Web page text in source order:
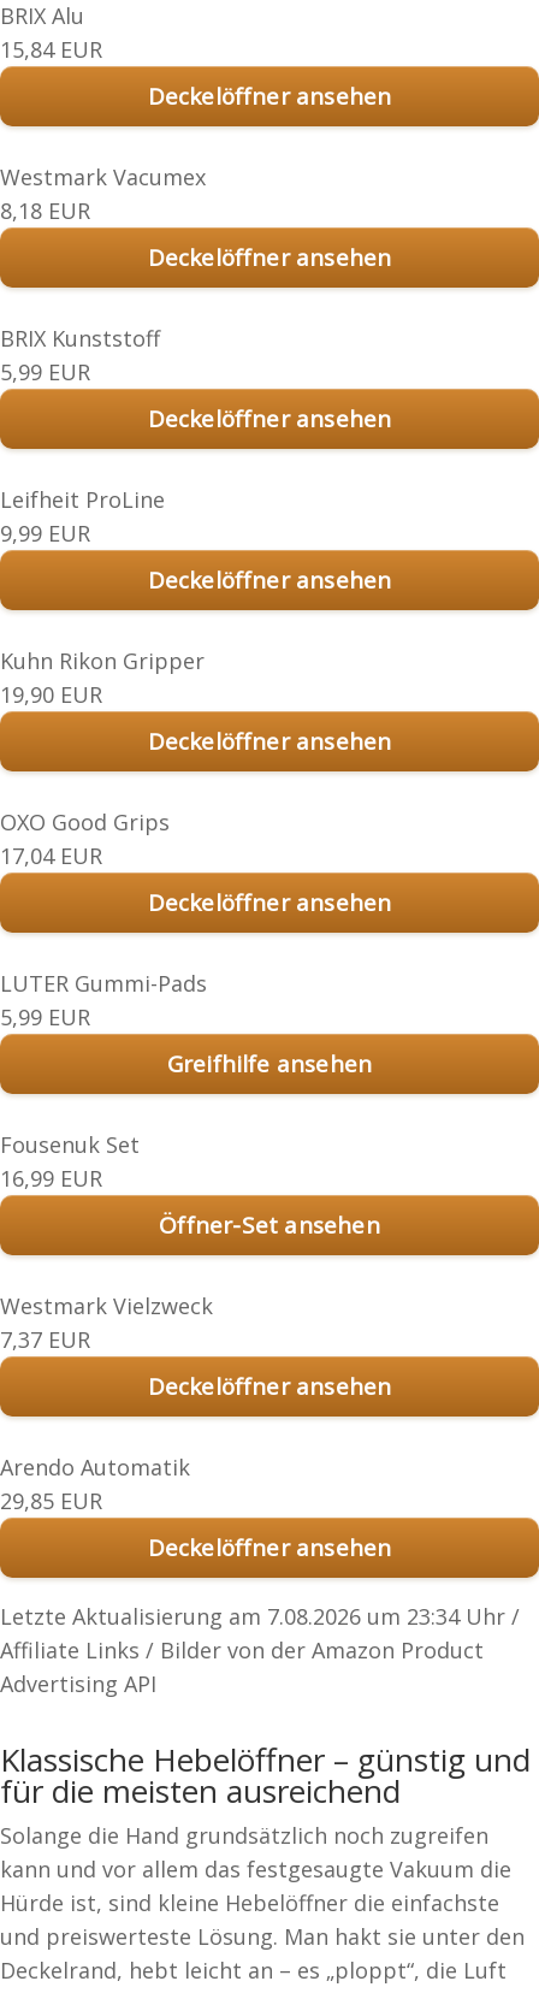
BRIX Alu
15,84 EUR
Deckelöffner ansehen
Westmark Vacumex
8,18 EUR
Deckelöffner ansehen
BRIX Kunststoff
5,99 EUR
Deckelöffner ansehen
Leifheit ProLine
9,99 EUR
Deckelöffner ansehen
Kuhn Rikon Gripper
19,90 EUR
Deckelöffner ansehen
OXO Good Grips
17,04 EUR
Deckelöffner ansehen
LUTER Gummi-Pads
5,99 EUR
Greifhilfe ansehen
Fousenuk Set
16,99 EUR
Öffner-Set ansehen
Westmark Vielzweck
7,37 EUR
Deckelöffner ansehen
Arendo Automatik
29,85 EUR
Deckelöffner ansehen
Letzte Aktualisierung am 7.08.2026 um 23:34 Uhr /
Affiliate Links / Bilder von der Amazon Product
Advertising API
Klassische Hebelöffner – günstig und
für die meisten ausreichend
Solange die Hand grundsätzlich noch zugreifen
kann und vor allem das festgesaugte Vakuum die
Hürde ist, sind kleine Hebelöffner die einfachste
und preiswerteste Lösung. Man hakt sie unter den
Deckelrand, hebt leicht an – es „ploppt“, die Luft